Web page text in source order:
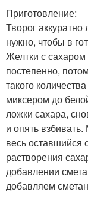
Приготовление:
Творог
нужно, чтобы в
Желтки с
постепенно,
такого
миксером до
ложки сахара,
и опять
весь оставшийся
растворения
добавлении
добавляем